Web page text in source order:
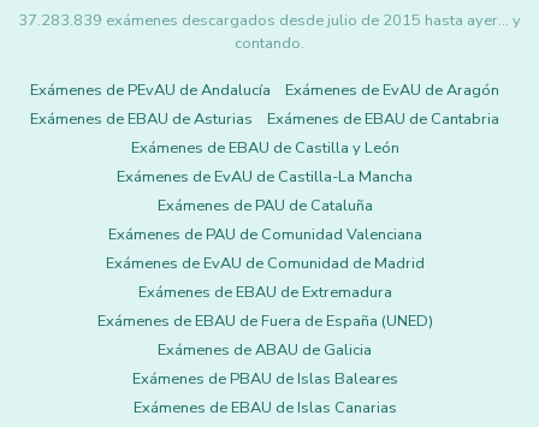
37.283.839 exámenes descargados desde julio de 2015 hasta ayer... y
contando.
Exámenes de PEvAU de Andalucía
Exámenes de EvAU de Aragón
Exámenes de EBAU de Asturias
Exámenes de EBAU de Cantabria
Exámenes de EBAU de Castilla y León
Exámenes de EvAU de Castilla-La Mancha
Exámenes de PAU de Cataluña
Exámenes de PAU de Comunidad Valenciana
Exámenes de EvAU de Comunidad de Madrid
Exámenes de EBAU de Extremadura
Exámenes de EBAU de Fuera de España (UNED)
Exámenes de ABAU de Galicia
Exámenes de PBAU de Islas Baleares
Exámenes de EBAU de Islas Canarias